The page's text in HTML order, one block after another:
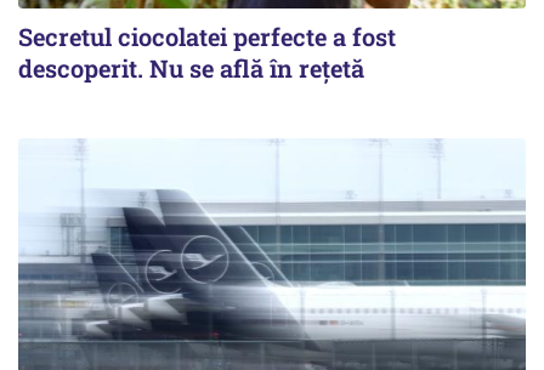
Secretul ciocolatei perfecte a fost
descoperit. Nu se află în rețetă